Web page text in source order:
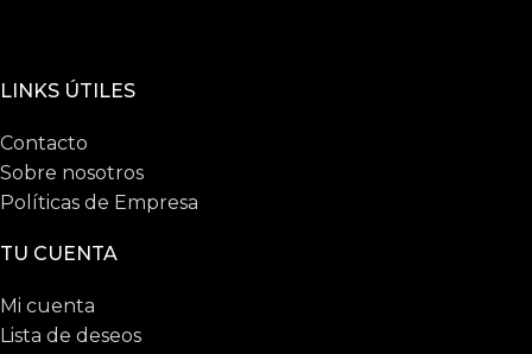
LINKS ÚTILES
Contacto
Sobre nosotros
Políticas de Empresa
TU CUENTA
Mi cuenta
Lista de deseos